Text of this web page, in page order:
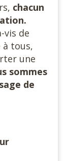
chacun
vis de
à tous,
une
sommes
de